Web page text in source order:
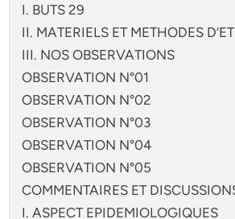
I. BUTS 29
II. MATERIELS ET METHODES
III. NOS OBSERVATIONS
OBSERVATION N°01
OBSERVATION N°02
OBSERVATION N°03
OBSERVATION N°04
OBSERVATION N°05
COMMENTAIRES ET
I. ASPECT EPIDEMIOLOGIQUES